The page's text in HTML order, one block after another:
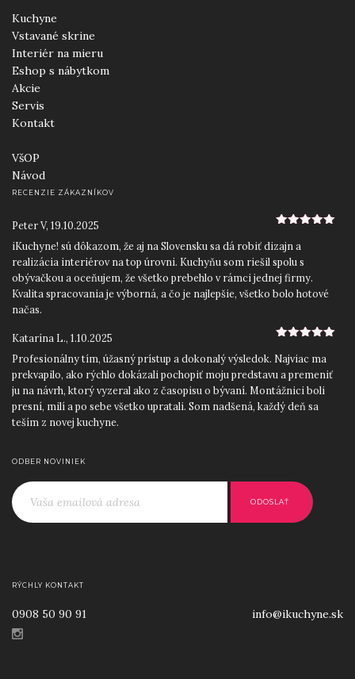
Kuchyne
Vstavané skrine
Interiér na mieru
Eshop s nábytkom
Akcie
Servis
Kontakt
VšOP
Návod
RECENZIE ZÁKAZNÍKOV
Peter V, 19.10.2025
iKuchyne! sú dôkazom, že aj na Slovensku sa dá robiť dizajn a
realizácia interiérov na top úrovni. Kuchyňu som riešil spolu s
obývačkou a oceňujem, že všetko prebehlo v rámci jednej firmy.
Kvalita spracovania je výborná, a čo je najlepšie, všetko bolo hotové
načas.
Katarína L., 1.10.2025
Profesionálny tím, úžasný prístup a dokonalý výsledok. Najviac ma
prekvapilo, ako rýchlo dokázali pochopiť moju predstavu a premeniť
ju na návrh, ktorý vyzeral ako z časopisu o bývaní. Montážnici boli
presní, milí a po sebe všetko upratali. Som nadšená, každý deň sa
teším z novej kuchyne.
zameranie priestoru a odborné rady pri výbere materiálov a
jednoducho ľudský prístup. iKuchyne! sa postarali o všetko: návrh,
výrobu aj montáž. Výsledkom je moderná kuchyňa na mieru, ktorá
Po viacerých zlých skúsenostiach s inými firmami som mala obavy,
trpezlivá a kreatívna, pomohla mi skombinovať farby aj spotrebiče
tak, aby všetko ladilo. Kuchyňa je krásna, praktická a presne
ODBER NOVINIEK
RÝCHLY KONTAKT
0908 50 90 91 info@ikuchyne.sk